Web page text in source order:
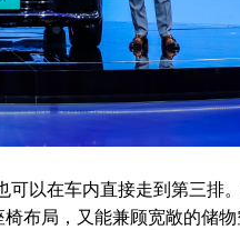
以在车内直接走到第三排
布局，又能兼顾宽敞的储